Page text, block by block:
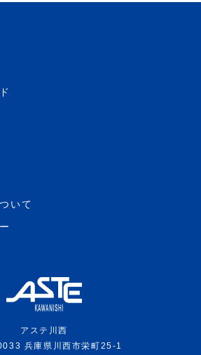
いて
アステ川西
兵庫県川西市栄町25-1